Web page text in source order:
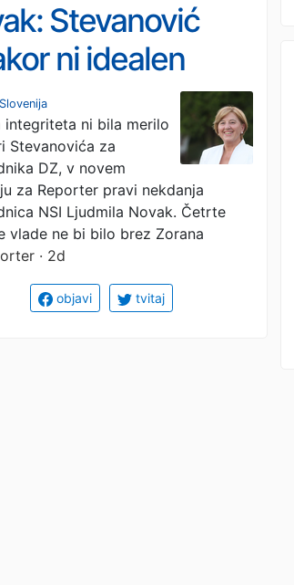
Stevanović
ni idealen
DZ –
so vedno nižja
Slovenija
integriteta ni bila merilo
Stevanovića za
DZ, v novem
za Reporter pravi nekdanja
NSI Ljudmila Novak. Četrte
vlade ne bi bilo brez Zorana
· 2d
objavi tvitaj